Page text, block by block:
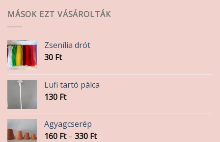
MÁSOK EZT VÁSÁROLTÁK
Zsenília drót
30 Ft
Lufi tartó pálca
130 Ft
Agyagcserép
160 Ft – 330 FtÁrtartomány: